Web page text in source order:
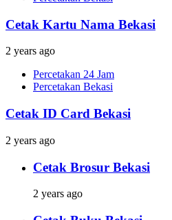
Cetak Kartu Nama Bekasi
2 years ago
Percetakan 24 Jam
Percetakan Bekasi
Cetak ID Card Bekasi
2 years ago
Cetak Brosur Bekasi
2 years ago